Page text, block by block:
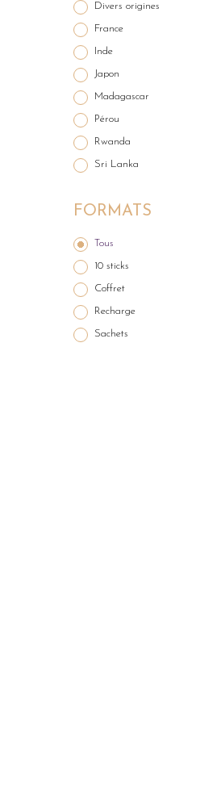
Divers origines
France
Inde
Japon
Madagascar
Pérou
Rwanda
Sri Lanka
FORMATS
Tous
10 sticks
Coffret
Recharge
Sachets